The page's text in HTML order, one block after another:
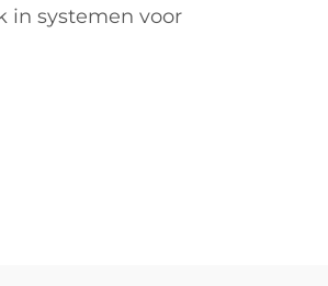
in systemen voor